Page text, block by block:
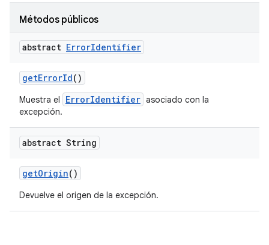
Métodos públicos
abstract ErrorIdentifier
getErrorId()
Muestra el ErrorIdentifier asociado con la
excepción.
abstract String
getOrigin()
Devuelve el origen de la excepción.